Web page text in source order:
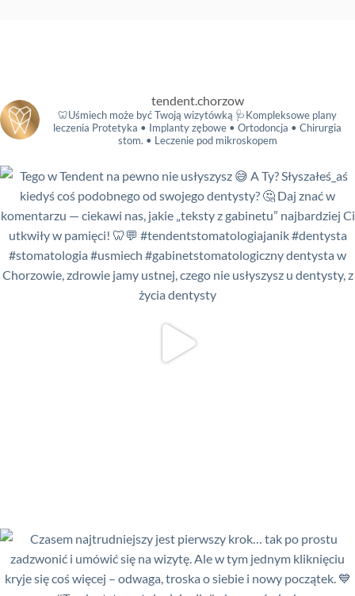
tendent.chorzow
🦷Uśmiech może być Twoją wizytówką 🩺Kompleksowe plany
leczenia Protetyka • Implanty zębowe • Ortodoncja • Chirurgia
stom. • Leczenie pod mikroskopem